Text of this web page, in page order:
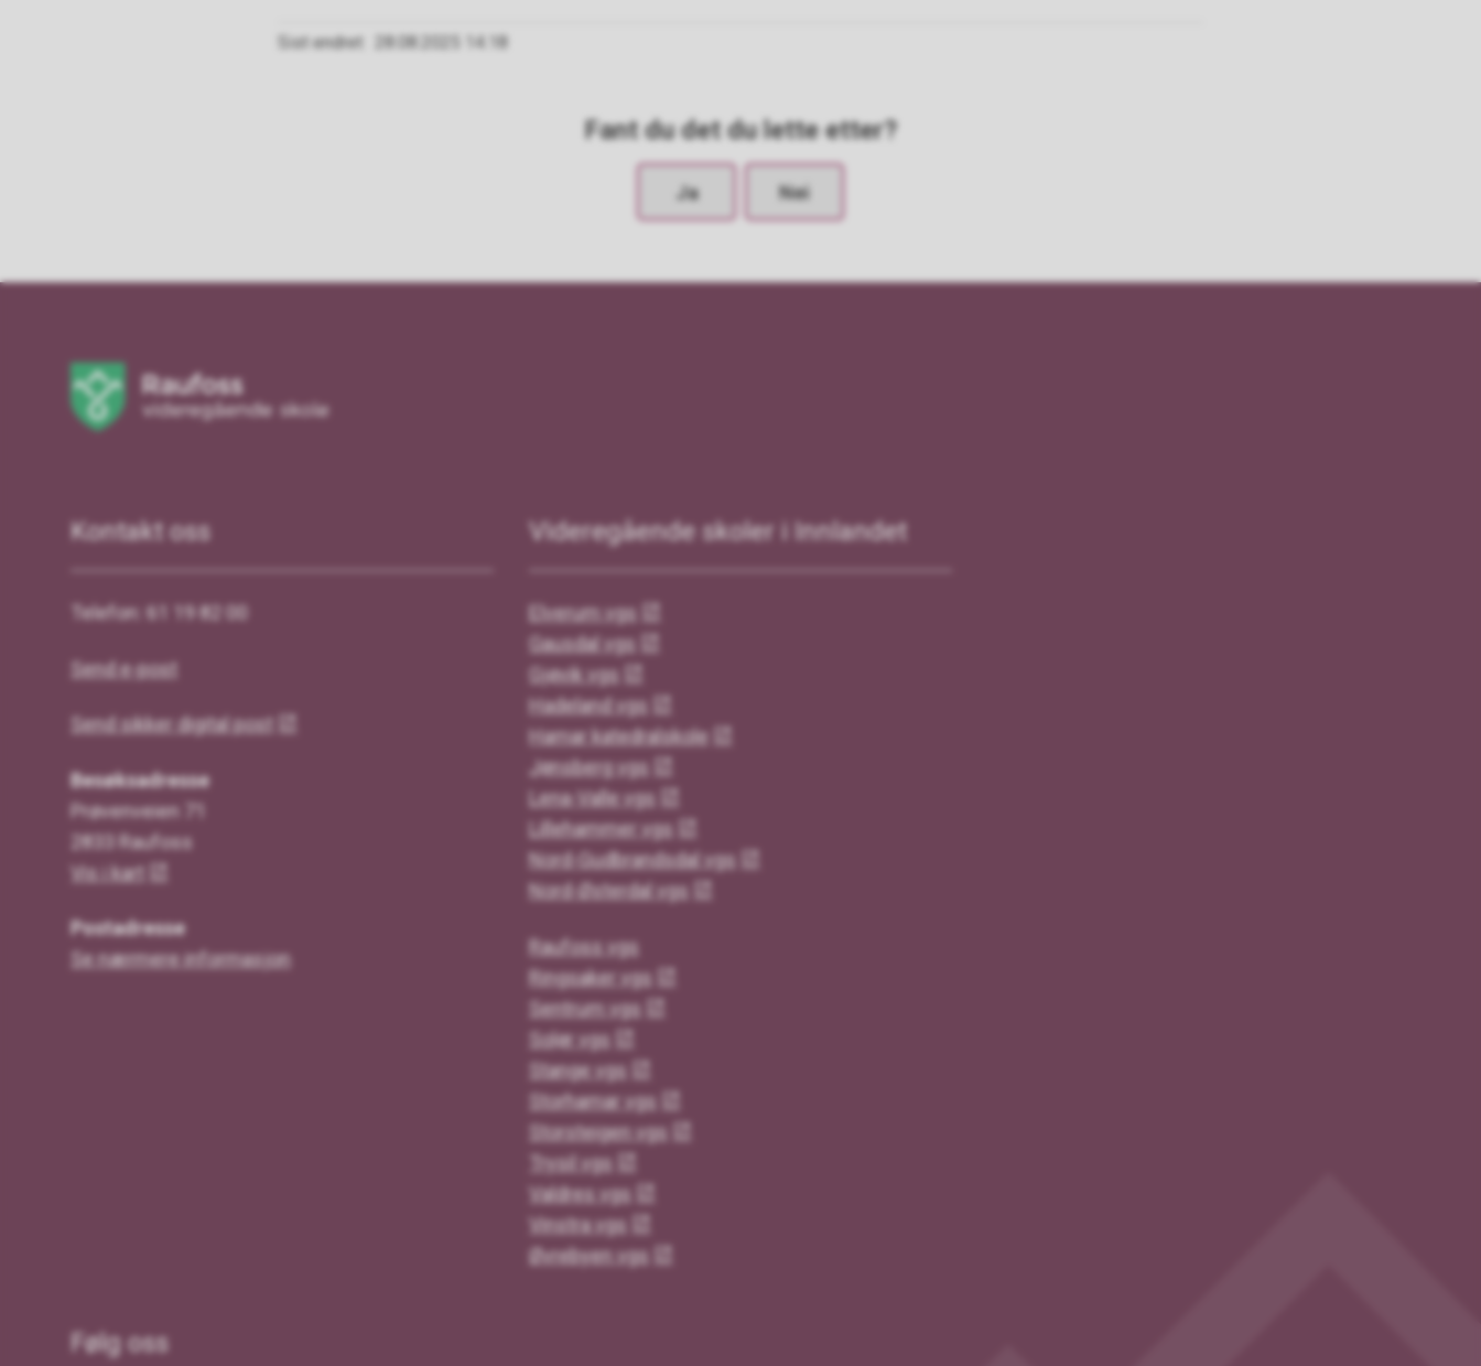
Sist endret 28.08.2025 14.18
Fant du det du lette etter?
Ja Nei
Kontakt oss
Telefon: 61 19 82 00
Send e-post
Send sikker digital post
Besøksadresse
Prøvenveien 71
2833 Raufoss
Vis i kart
Postadresse
Se nærmere informasjon
Videregående skoler i Innlandet
Elverum vgs
Gausdal vgs
Gjøvik vgs
Hadeland vgs
Hamar katedralskole
Jønsberg vgs
Lena-Valle vgs
Lillehammer vgs
Nord-Gudbrandsdal vgs
Nord-Østerdal vgs
Raufoss vgs
Ringsaker vgs
Sentrum vgs
Solør vgs
Stange vgs
Storhamar vgs
Storsteigen vgs
Trysil vgs
Valdres vgs
Vinstra vgs
Øvrebyen vgs
Følg oss